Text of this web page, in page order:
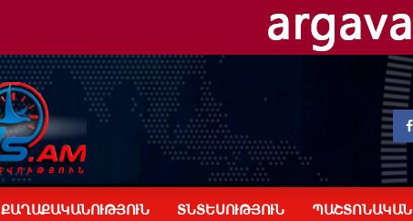
ՔԱՂԱՔԱԿԱՆՈՒԹՅՈՒՆ ՏՆՏԵՍՈՒԹՅՈՒՆ ՊԱՇՏՈՆԱԿԱՆ